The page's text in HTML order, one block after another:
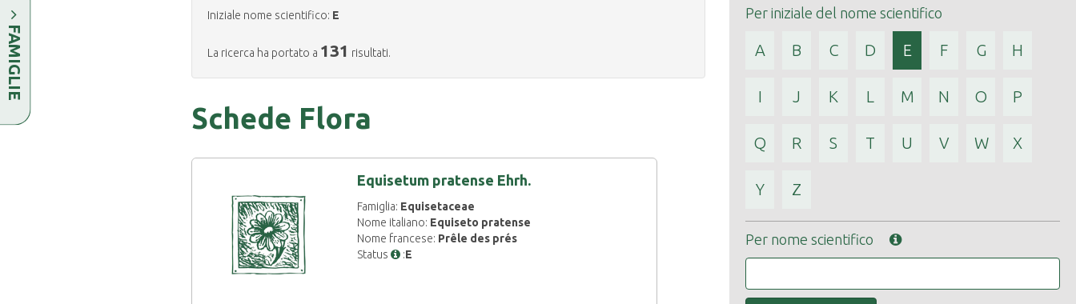
FAMIGLIE
Iniziale nome scientifico: E
La ricerca ha portato a 131 risultati.
Schede Flora
Equisetum pratense Ehrh.
Famiglia: Equisetaceae
Nome italiano: Equiseto pratense
Nome francese: Prêle des prés
Status
:E
Per iniziale del nome scientifico
A B C D E F G H
I J K L M N O P
Q R S T U V W X
Y Z
Per nome scientifico